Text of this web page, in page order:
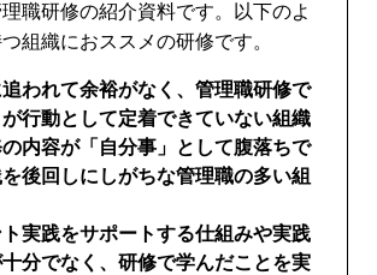
職研修の紹介資料です。以下のよ
組織におススメの研修です。
追われて余裕がなく、管理職研修で
行動として定着できていない組織
内容が「自分事」として腹落ちで
後回しにしがちな管理職の多い組
実践をサポートする仕組みや実践
分でなく、研修で学んだことを実